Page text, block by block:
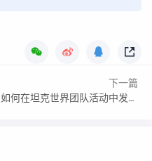
下一篇
如何在坦克世界团队活动中发挥领导作用？